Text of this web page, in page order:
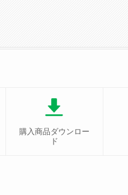
購入商品ダウンロー
ド